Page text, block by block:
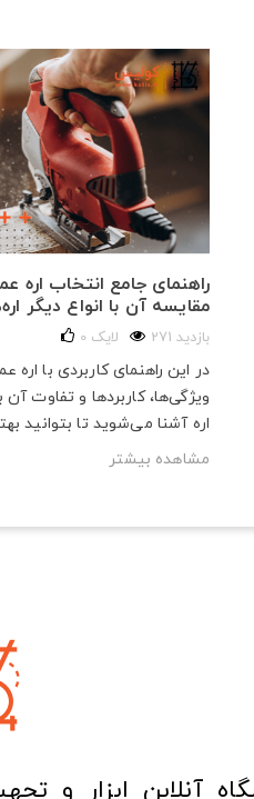
راهنمای جامع انتخاب اره
مقایسه آن با انواع دیگر
271 بازدید 0 لایک
در این راهنمای کاربردی با اره
ویژگی‌ها، کاربردها و تفاوت آن
اره آشنا می‌شوید تا بتوانید
مشاهده بیشتر